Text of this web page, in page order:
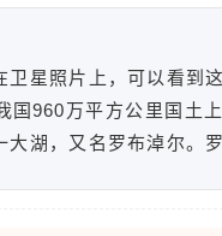
星照片上，可以看到
国960万平方公里国土
湖，又名罗布淖尔。